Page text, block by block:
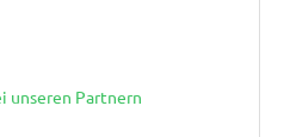
unseren Partnern